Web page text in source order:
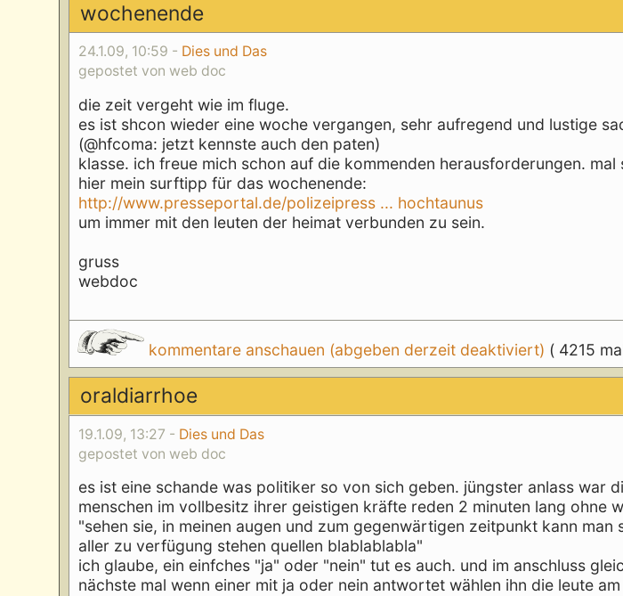
wochenende
24.1.09, 10:59 - Dies und Das
gepostet von web doc
die zeit vergeht wie im fluge.
es ist shcon wieder eine woche vergangen, sehr aufregend und lustige
(@hfcoma: jetzt kennste auch den paten)
klasse. ich freue mich schon auf die kommenden herausforderungen.
hier mein surftipp für das wochenende:
http://www.presseportal.de/polizeipress ... hochtaunus
um immer mit den leuten der heimat verbunden zu sein.
gruss
webdoc
kommentare anschauen (abgeben derzeit deaktiviert) ( 4215
oraldiarrhoe
19.1.09, 13:27 - Dies und Das
gepostet von web doc
es ist eine schande was politiker so von sich geben. jüngster anlass war
menschen im vollbesitz ihrer geistigen kräfte reden 2 minuten lang ohne
"sehen sie, in meinen augen und zum gegenwärtigen zeitpunkt kann
aller zu verfügung stehen quellen blablablabla"
ich glaube, ein einfches "ja" oder "nein" tut es auch. und im anschluss
nächste mal wenn einer mit ja oder nein antwortet wählen ihn die leute